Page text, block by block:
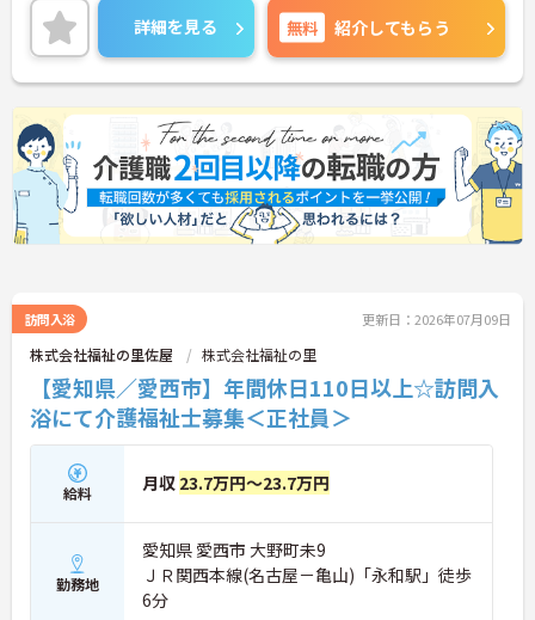
ご興味をお持ちの方には詳細の情報や面接のポイン
トをお伝えしますのでお気軽にお問い合わせくださ
いませ。
詳細を見る 無料 紹介してもらう
訪問入浴 更新日：2026年07月09日
株式会社福祉の里佐屋 株式会社福祉の里
【愛知県／愛西市】年間休日110日以上☆訪問入
浴にて介護福祉士募集＜正社員＞
給料 月収 23.7万円～23.7万円
勤務地
愛知県 愛西市 大野町未9
ＪＲ関西本線(名古屋－亀山)「永和駅」徒歩
6分